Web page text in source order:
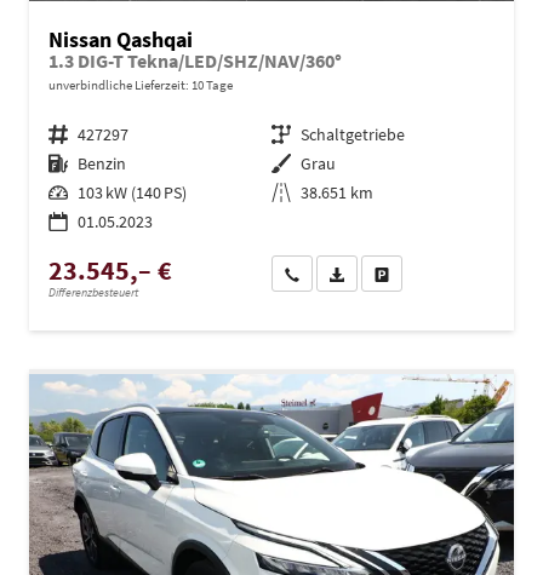
Nissan Qashqai
1.3 DIG-T Tekna/LED/SHZ/NAV/360°
unverbindliche Lieferzeit: 10 Tage
Fahrzeugnr. 427297 Getriebe Schaltgetriebe
Kraftstoff Benzin Außenfarbe Grau
Leistung 103 kW (140 PS) Kilometerstand 38.651 km
01.05.2023
23.545,– €
Differenzbesteuert
Wir rufen Sie anPDF-Datei, Fahrzeugexposé